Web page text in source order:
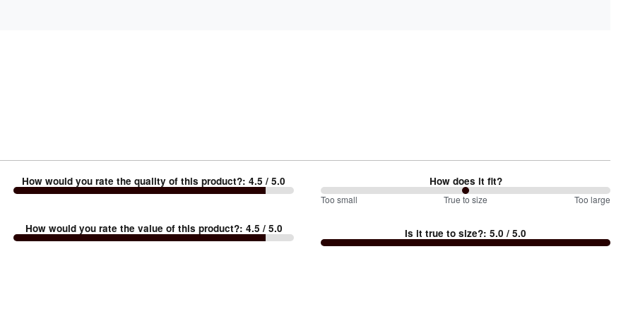
How would you rate the quality of this product?:4.5 / 5.0
How would you rate the value of this product?: 4.5 / 5.0
How does it fit?
100%
Too
Too small True to size Too large
Is it true to size?:5.0 / 5.0